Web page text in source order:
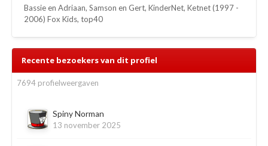
Bassie en Adriaan, Samson en Gert, KinderNet, Ketnet (1997 -
2006) Fox Kids, top40
Recente bezoekers van dit profiel
7694 profielweergaven
Spiny Norman
13 november 2025